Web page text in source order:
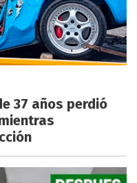
37 años perdió